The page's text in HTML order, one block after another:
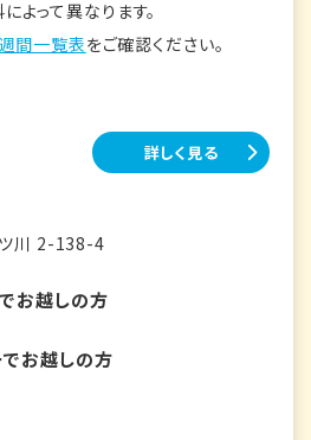
よって異なります。
間一覧表をご確認ください。
詳しく見る
川 2-138-4
お越しの方
でお越しの方